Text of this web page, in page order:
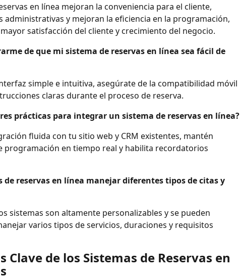
en línea mejoran la conveniencia para el cliente,
administrativas y mejoran la eficiencia en la programación,
satisfacción del cliente y crecimiento del negocio.
de que mi sistema de reservas en línea sea fácil de
simple e intuitiva, asegúrate de la compatibilidad móvil
claras durante el proceso de reserva.
prácticas para integrar un sistema de reservas en línea?
fluida con tu sitio web y CRM existentes, mantén
programación en tiempo real y habilita recordatorios
de reservas en línea manejar diferentes tipos de citas y
sistemas son altamente personalizables y se pueden
varios tipos de servicios, duraciones y requisitos
Clave de los Sistemas de Reservas en